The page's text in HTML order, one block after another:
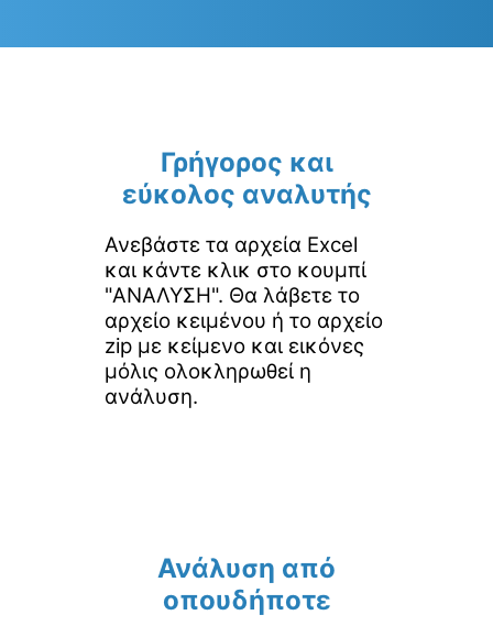
Γρήγορος και
εύκολος αναλυτής
Ανεβάστε τα αρχεία Excel
και κάντε κλικ στο κουμπί
"ΑΝΑΛΥΣΗ". Θα λάβετε το
αρχείο κειμένου ή το αρχείο
zip με κείμενο και εικόνες
μόλις ολοκληρωθεί η
ανάλυση.
Ανάλυση από
οπουδήποτε